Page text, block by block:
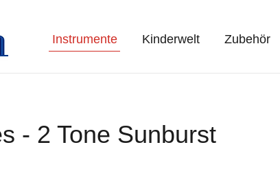
Instrumente Kinderwelt Zubehör
- 2 Tone Sunburst